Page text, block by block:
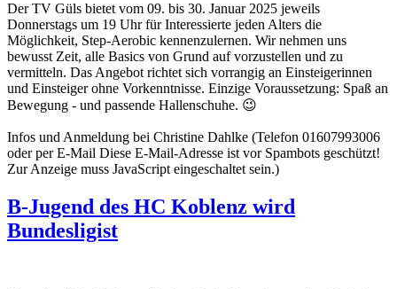
Der TV Güls bietet vom 09. bis 30. Januar 2025 jeweils
Donnerstags um 19 Uhr für Interessierte jeden Alters die
Möglichkeit, Step-Aerobic kennenzulernen. Wir nehmen uns
bewusst Zeit, alle Basics von Grund auf vorzustellen und zu
vermitteln. Das Angebot richtet sich vorrangig an Einsteigerinnen
und Einsteiger ohne Vorkenntnisse. Einzige Voraussetzung: Spaß an
Bewegung - und passende Hallenschuhe. 😉
Infos und Anmeldung bei Christine Dahlke (Telefon 01607993006
oder per E-Mail Diese E-Mail-Adresse ist vor Spambots geschützt!
Zur Anzeige muss JavaScript eingeschaltet sein.)
B-Jugend des HC Koblenz wird
Bundesligist